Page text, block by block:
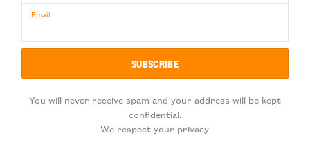
Email
You will never receive spam and your address will be kept
confidential.
We respect your privacy.